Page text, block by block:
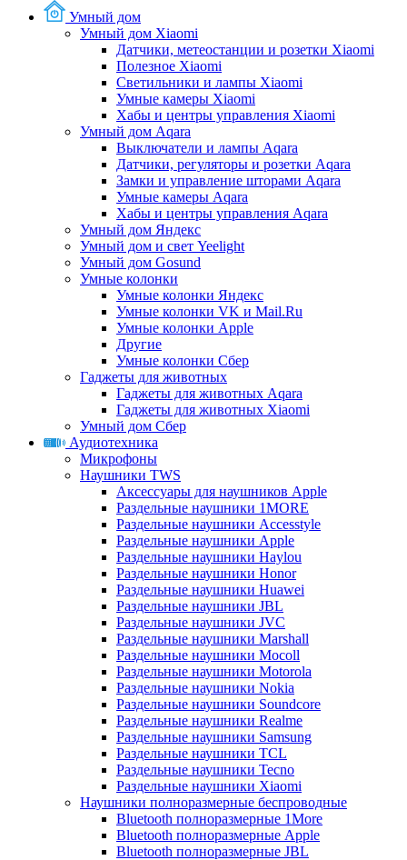
Умный дом
Умный дом Xiaomi
Датчики, метеостанции и розетки Xiaomi
Полезное Xiaomi
Светильники и лампы Xiaomi
Умные камеры Xiaomi
Хабы и центры управления Xiaomi
Умный дом Aqara
Выключатели и лампы Aqara
Датчики, регуляторы и розетки Aqara
Замки и управление шторами Aqara
Умные камеры Aqara
Хабы и центры управления Aqara
Умный дом Яндекс
Умный дом и свет Yeelight
Умный дом Gosund
Умные колонки
Умные колонки Яндекс
Умные колонки VK и Mail.Ru
Умные колонки Apple
Другие
Умные колонки Сбер
Гаджеты для животных
Гаджеты для животных Aqara
Гаджеты для животных Xiaomi
Умный дом Сбер
Аудиотехника
Микрофоны
Наушники TWS
Аксессуары для наушников Apple
Раздельные наушники 1MORE
Раздельные наушники Accesstyle
Раздельные наушники Apple
Раздельные наушники Haylou
Раздельные наушники Honor
Раздельные наушники Huawei
Раздельные наушники JBL
Раздельные наушники JVC
Раздельные наушники Marshall
Раздельные наушники Mocoll
Раздельные наушники Motorola
Раздельные наушники Nokia
Раздельные наушники Soundcore
Раздельные наушники Realme
Раздельные наушники Samsung
Раздельные наушники TCL
Раздельные наушники Tecno
Раздельные наушники Xiaomi
Наушники полноразмерные беспроводные
Bluetooth полноразмерные 1More
Bluetooth полноразмерные Apple
Bluetooth полноразмерные JBL